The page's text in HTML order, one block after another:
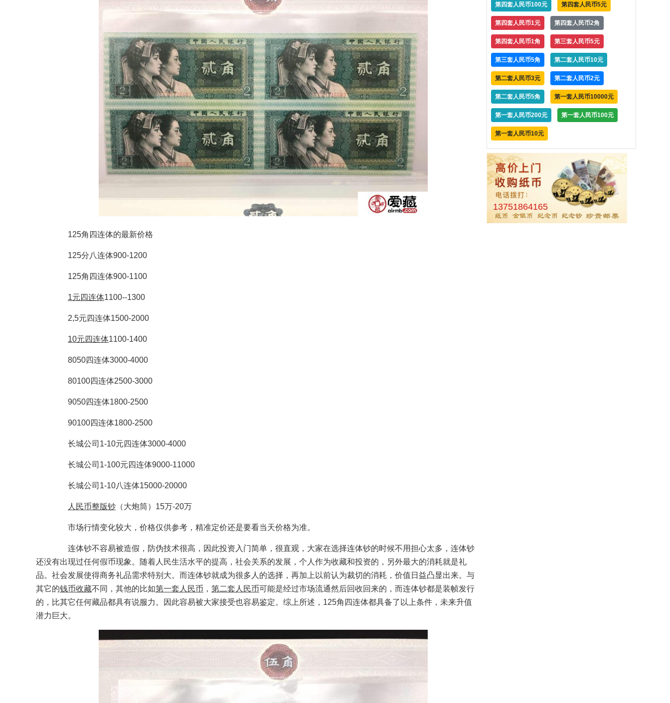
125角四连体的最新价格
125分八连体900-1200
125角四连体900-1100
1元四连体1100--1300
2,5元四连体1500-2000
10元四连体1100-1400
8050四连体3000-4000
80100四连体2500-3000
9050四连体1800-2500
90100四连体1800-2500
长城公司1-10元四连体3000-4000
长城公司1-100元四连体9000-11000
长城公司1-10八连体15000-20000
人民币整版钞 （大炮筒）15万-20万
市场行情变化较大，价格仅供参考，精准定价还是要看当天价格为准。
连体钞不容易被造假，防伪技术很高，因此投资入门简单，很直观，大家在选择连体钞的时候不用担心太多，连体钞
还没有出现过任何假币现象。随着人民生活水平的提高，社会关系的发展，个人作为收藏和投资的，另外最大的消耗就是礼
品。社会发展使得商务礼品需求特别大。而连体钞就成为很多人的选择，再加上以前认为裁切的消耗，价值日益凸显出来。与
其它的钱币收藏不同，其他的比如第一套人民币 ， 第二套人民币可能是经过市场流通然后回收回来的，而连体钞都是装帧发行
的，比其它任何藏品都具有说服力。因此容易被大家接受也容易鉴定。综上所述，125角四连体都具备了以上条件，未来升值
潜力巨大。
第四套人民币100元 第四套人民币5元
第四套人民币1元 第四套人民币2角
第四套人民币1角 第三套人民币5元
第三套人民币5角 第二套人民币10元
第二套人民币3元 第二套人民币2元
第二套人民币5角 第一套人民币10000元
第一套人民币200元 第一套人民币100元
第一套人民币10元
13751864165